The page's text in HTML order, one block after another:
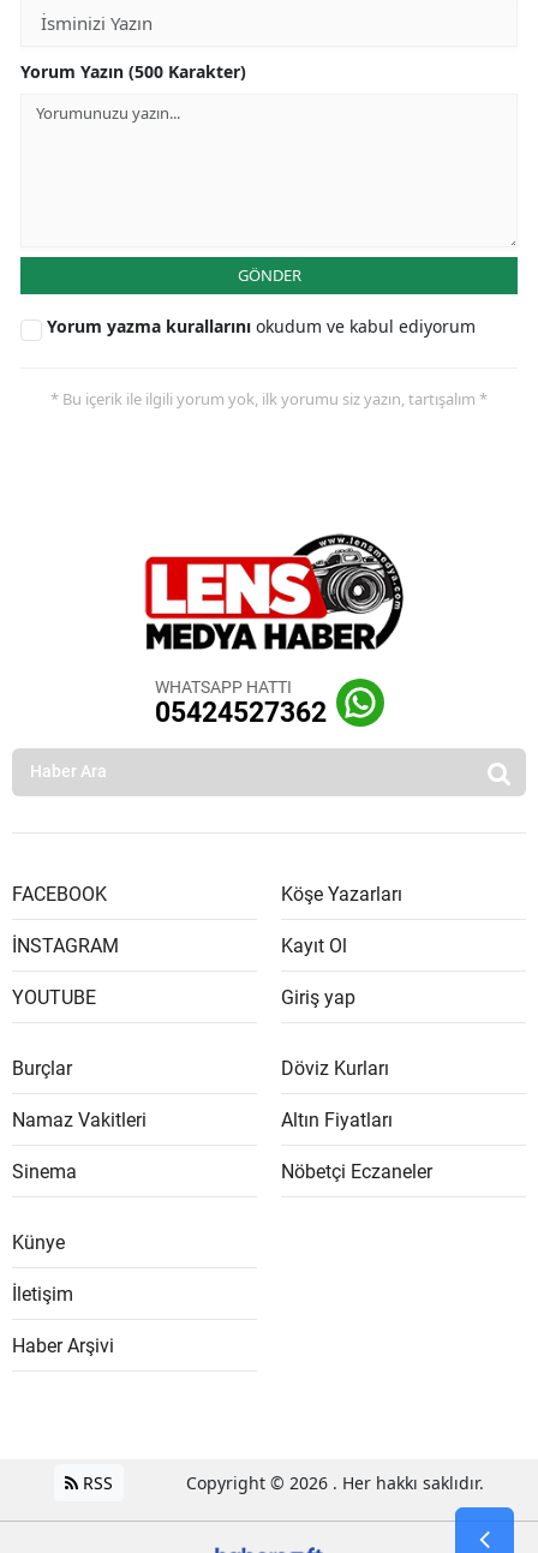
Yorum Yazın (500 Karakter)
GÖNDER
Yorum yazma kurallarını okudum ve kabul ediyorum
* Bu içerik ile ilgili yorum yok, ilk yorumu siz yazın, tartışalım *
WHATSAPP HATTI
05424527362
FACEBOOK
İNSTAGRAM
YOUTUBE
Köşe Yazarları
Kayıt Ol
Giriş yap
Burçlar
Namaz Vakitleri
Sinema
Döviz Kurları
Altın Fiyatları
Nöbetçi Eczaneler
Künye
İletişim
Haber Arşivi
RSS Copyright © 2026 . Her hakkı saklıdır.